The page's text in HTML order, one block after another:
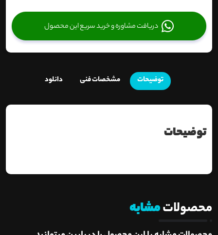
دریافت مشاوره و خرید سریع این محصول
توضیحات مشخصات فنی دانلود
توضیحات
محصولاتمشابه